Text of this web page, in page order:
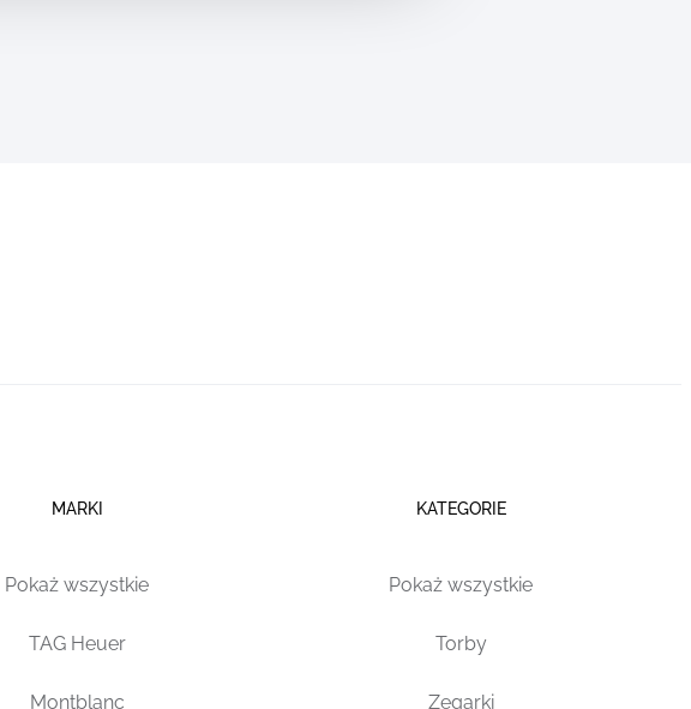
MARKI
Pokaż wszystkie
TAG Heuer
Montblanc
KATEGORIE
Pokaż wszystkie
Torby
Zegarki